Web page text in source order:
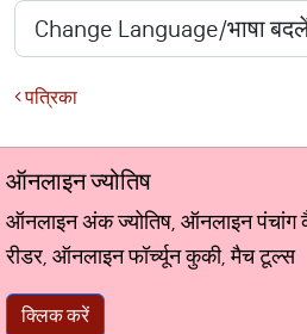
पत्रिका
ऑनलाइन ज्योतिष
ऑनलाइन अंक ज्योतिष, ऑनलाइन पंचांग
रीडर, ऑनलाइन फॉर्च्यून कुकी, मैच टूल्स
क्लिक करें